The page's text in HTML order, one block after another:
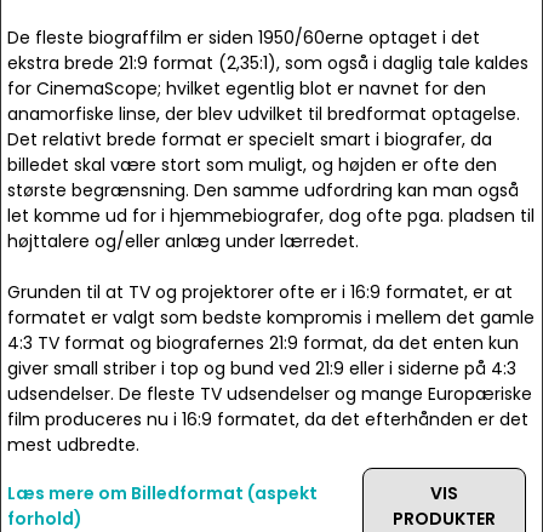
De fleste biograffilm er siden 1950/60erne optaget i det
ekstra brede 21:9 format (2,35:1), som også i daglig tale kaldes
for CinemaScope; hvilket egentlig blot er navnet for den
anamorfiske linse, der blev udvilket til bredformat optagelse.
Det relativt brede format er specielt smart i biografer, da
billedet skal være stort som muligt, og højden er ofte den
største begrænsning. Den samme udfordring kan man også
let komme ud for i hjemmebiografer, dog ofte pga. pladsen til
højttalere og/eller anlæg under lærredet.
Grunden til at TV og projektorer ofte er i 16:9 formatet, er at
formatet er valgt som bedste kompromis i mellem det gamle
4:3 TV format og biografernes 21:9 format, da det enten kun
giver small striber i top og bund ved 21:9 eller i siderne på 4:3
udsendelser. De fleste TV udsendelser og mange Europæriske
film produceres nu i 16:9 formatet, da det efterhånden er det
mest udbredte.
Læs mere om Billedformat (aspekt
forhold)
VIS
PRODUKTER